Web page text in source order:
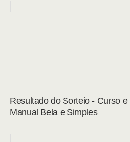
Resultado do Sorteio - Curso
Manual Bela e Simples